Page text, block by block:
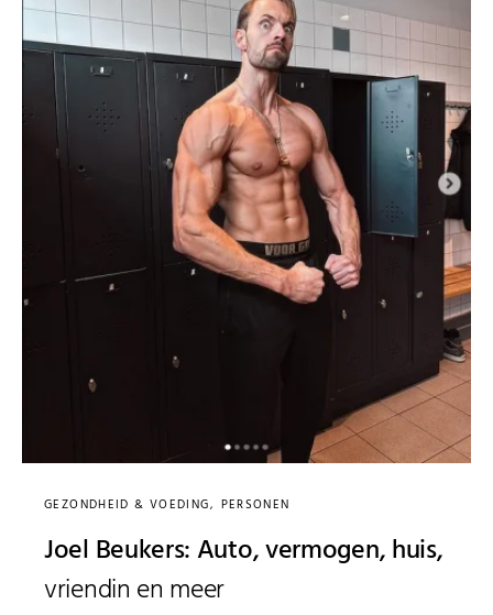
GEZONDHEID & VOEDING PERSONEN
Joel Beukers: Auto, vermogen, huis,
vriendin en meer